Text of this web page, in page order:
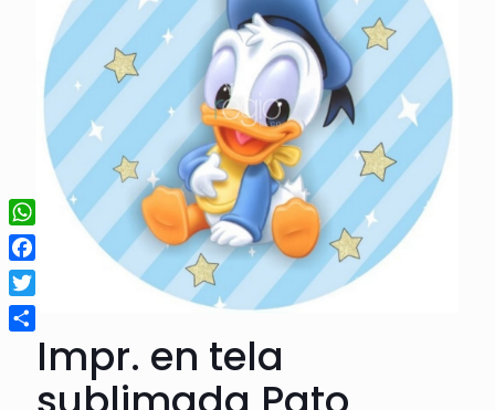
Impr. en tela
WhatsApp
Facebook
Twitter
Compartir